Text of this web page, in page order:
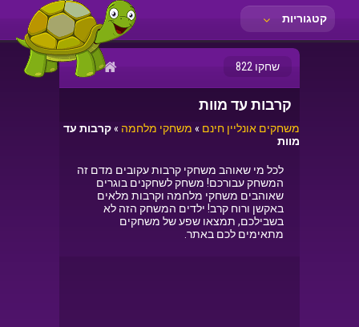
קטגוריות
שחקו 822
קרבות עד מוות
משחקים אונליין חינם » משחקי מלחמה »קרבות עד
מוות
לכל מי שאוהב משחקי קרבות עקובים מדם זה
המשחק עבורכם! משחק לשחקנים בוגרים
שאוהבים משחקי מלחמה וקרבות מלאים
באקשן ורוח קרב! ילדים המשחק הזה לא
בשבילכם, תמצאו שפע של משחקים
מתאימים לכם באתר.